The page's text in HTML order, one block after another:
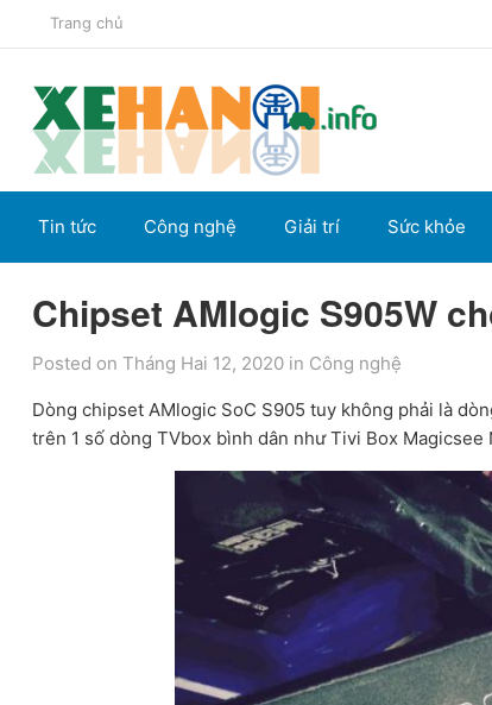
Trang chủ
Tin tức Công nghệ Giải trí Sức khỏe
Chipset AMlogic S905W
Posted on Tháng Hai 12, 2020 in Công nghệ
Dòng chipset AMlogic SoC S905 tuy không phải là
trên 1 số dòng TVbox bình dân như Tivi Box Magicsee